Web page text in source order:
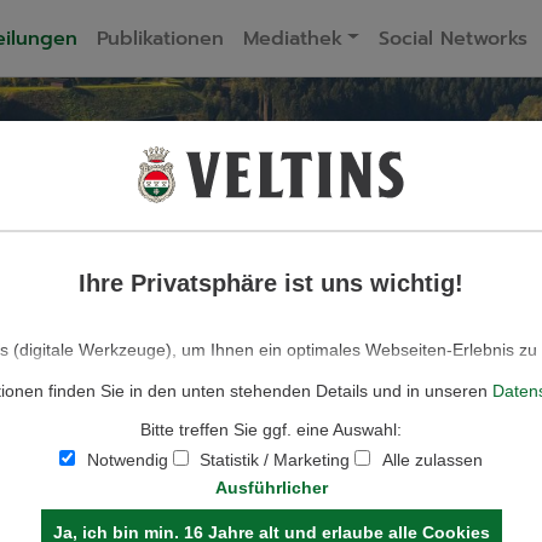
Publikationen Mediathek Social Networks
Ihre Privatsphäre ist uns wichtig!
(digitale Werkzeuge), um Ihnen ein optimales Webseiten-Erlebnis
die lediglich zu anonymen Statistikzwecken, für
zulassen möchten. Bitte beachten Sie, dass auf Basis Ihrer
der Seite zur Verfügung stehen. Weitere Informationen
Datenschutzhinweisen.
finden Sie in den unten stehenden Details und in unseren
Bitte treffen Sie ggf. eine Auswahl:
Notwendig
Statistik / Marketing
Alle zulassen
Ausführlicher
Ja, ich bin min. 16 Jahre alt und erlaube alle Cookies